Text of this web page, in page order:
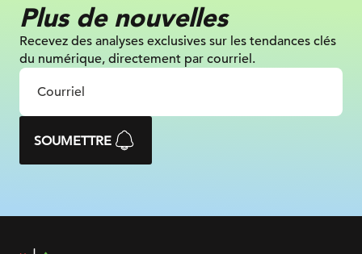
Plus de nouvelles
Recevez des analyses exclusives sur les tendances clés
du numérique, directement par courriel.
SOUMETTRE